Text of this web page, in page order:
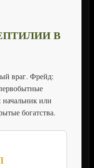
В
враг. Фрейд:
или
богатства.